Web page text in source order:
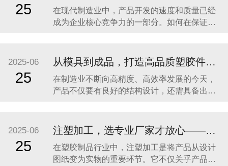
25
在现代制造业中，产品开发的速度和质量已经
成为企业核心竞争力的一部分。如何在保证品
团队关注的重点。尤其是在塑胶制品领域，从
构想到模具设计、注塑成型，再到表面处理、
包装出货，涉及多个环节、多个工艺，如果分
包给不同供应商，
2025-06
25
从模具到成品，打造高品质塑胶件的一站式解决方案
在制造业不断向高精度、高效率发展的今天，
产品不仅要有良好的结构设计，还需具备出色
品质的塑胶制品都离不开三大关键环节：精密
模具制造、注塑成型加工、表面处理（喷油丝
印）。 东莞市亿森精密模具有限公司深耕行业
21年，专注
2025-06
25
注塑加工，选专业厂家才放心——东莞市亿森精密模具有限公司助力高品质塑胶产品制造
在塑胶制品行业中，注塑加工是将产品从设计
图纸变为实物的重要环节。它不仅关乎产品外